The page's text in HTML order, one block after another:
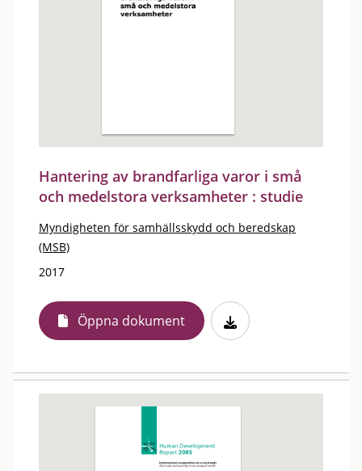
Hantering av brandfarliga varor i små
och medelstora verksamheter : studie
Myndigheten för samhällsskydd och beredskap
(MSB)
2017
Öppna dokument